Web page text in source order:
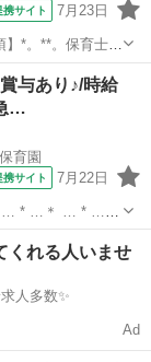
携サイト 7月23日
り／お持ちの資
与あり♪/時給
…
育園
携サイト 7月22日
くれる人いませ
時給求人多数✨
Ad